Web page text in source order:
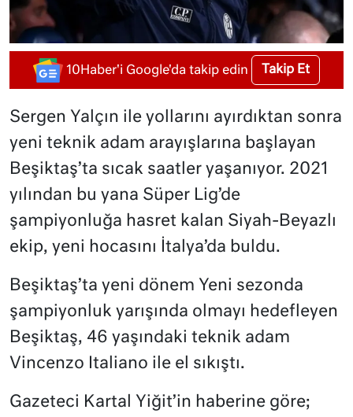
10Haber'i Google'da takip edin Takip Et
Sergen Yalçın ile yollarını ayırdıktan sonra
yeni teknik adam arayışlarına başlayan
Beşiktaş’ta sıcak saatler yaşanıyor. 2021
yılından bu yana Süper Lig’de
şampiyonluğa hasret kalan Siyah-Beyazlı
ekip, yeni hocasını İtalya’da buldu.
Beşiktaş’ta yeni dönem Yeni sezonda
şampiyonluk yarışında olmayı hedefleyen
Beşiktaş, 46 yaşındaki teknik adam
Vincenzo Italiano ile el sıkıştı.
Gazeteci Kartal Yiğit’in haberine göre;